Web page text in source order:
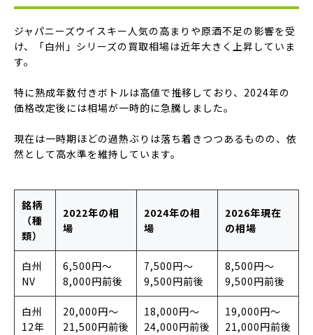
ジャパニーズウイスキー人気の高まりや原酒不足の影響を受
け、「白州」シリーズの買取相場は近年大きく上昇していま
す。
特に熟成年数付きボトルは高値で推移しており、2024年の
価格改定後には相場が一時的に急騰しました。
現在は一時期ほどの過熱ぶりは落ち着きつつあるものの、依
然として高水準を維持しています。
銘柄
（種
類）
2022年の相
場
2024年の相
場
2026年現在
の相場
白州
NV
6,500円〜
8,000円前後
7,500円〜
9,500円前後
8,500円〜
9,500円前後
白州
12年
20,000円〜
21,500円前後
18,000円〜
24,000円前後
19,000円〜
21,000円前後